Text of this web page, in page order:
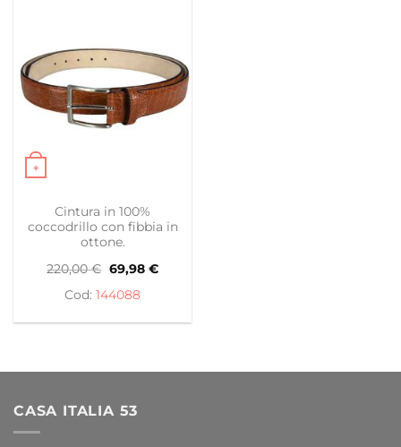
+
Questo prodotto ha più varianti. Le opzioni possono
Cintura in 100%
coccodrillo con fibbia in
ottone.
220,00€ Il
prezzo
originale
era:
69,98 €Il
144088
CASA ITALIA 53